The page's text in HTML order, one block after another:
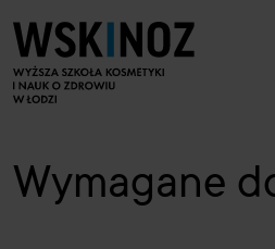
Wymagane